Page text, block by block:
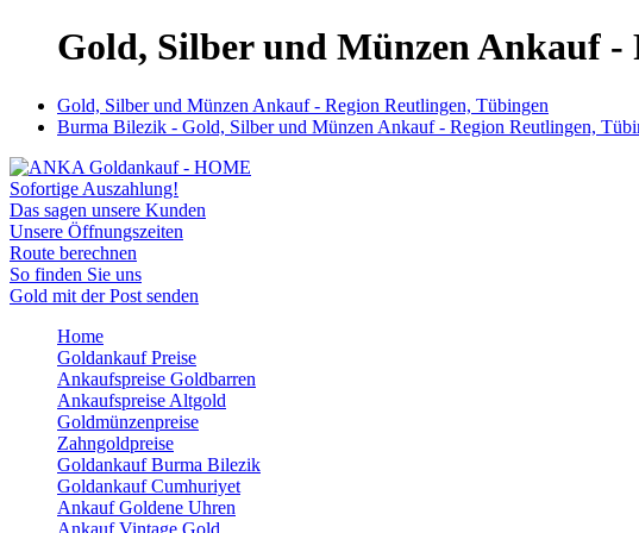
Gold, Silber und Münzen Ankauf -
Gold, Silber und Münzen Ankauf - Region Reutlingen, Tübingen
Burma Bilezik - Gold, Silber und Münzen Ankauf - Region Reutlingen,
Sofortige Auszahlung!
Das sagen unsere Kunden
Unsere Öffnungszeiten
Route berechnen
So finden Sie uns
Gold mit der Post senden
Home
Goldankauf Preise
Ankaufspreise Goldbarren
Ankaufspreise Altgold
Goldmünzenpreise
Zahngoldpreise
Goldankauf Burma Bilezik
Goldankauf Cumhuriyet
Ankauf Goldene Uhren
Ankauf Vintage Gold